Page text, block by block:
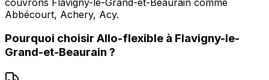
Abbécourt, Achery, Acy.
Pourquoi choisir Allo-flexible à Flavigny-le-
Grand-et-Beaurain ?